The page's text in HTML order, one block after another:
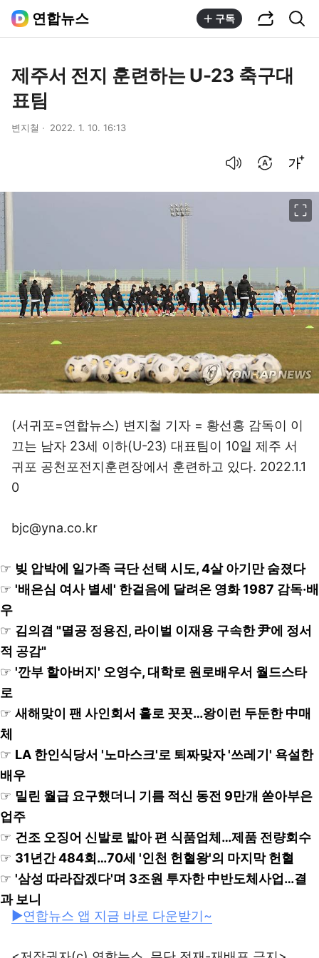
연합뉴스 구독
제주서 전지 훈련하는 U-23 축구대
표팀
변지철 2022. 1. 10. 16:13
(서귀포=연합뉴스) 변지철 기자 = 황선홍 감독이 이
끄는 남자 23세 이하(U-23) 대표팀이 10일 제주 서
귀포 공천포전지훈련장에서 훈련하고 있다. 2022.1.1
0
bjc@yna.co.kr
☞ 빚 압박에 일가족 극단 선택 시도, 4살 아기만 숨졌다
☞ '배은심 여사 별세' 한걸음에 달려온 영화 1987 감독·배
우
☞ 김의겸 "멸공 정용진, 라이벌 이재용 구속한 尹에 정서
적 공감"
☞ '깐부 할아버지' 오영수, 대학로 원로배우서 월드스타
로
☞ 새해맞이 팬 사인회서 홀로 꼿꼿…왕이런 두둔한 中매
체
☞ LA 한인식당서 '노마스크'로 퇴짜맞자 '쓰레기' 욕설한
배우
☞ 밀린 월급 요구했더니 기름 적신 동전 9만개 쏟아부은
업주
☞ 건조 오징어 신발로 밟아 편 식품업체…제품 전량회수
☞ 31년간 484회…70세 '인천 헌혈왕'의 마지막 헌혈
☞ '삼성 따라잡겠다'며 3조원 투자한 中반도체사업…결
과 보니
▶연합뉴스 앱 지금 바로 다운받기~